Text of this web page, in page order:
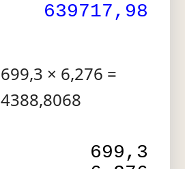
639717,98
699,3 × 6,276 =
4388,8068
699,3